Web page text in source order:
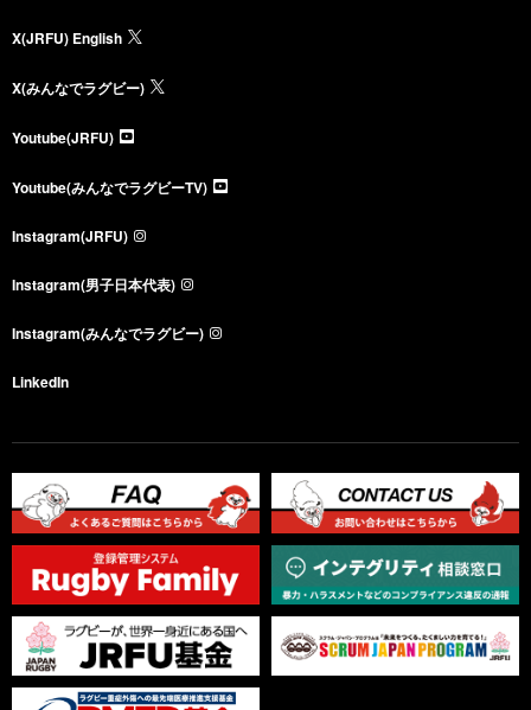
X(JRFU) English
X(みんなでラグビー)
Youtube(JRFU)
Youtube(みんなでラグビーTV)
Instagram(JRFU)
Instagram(男子日本代表)
Instagram(みんなでラグビー)
LinkedIn